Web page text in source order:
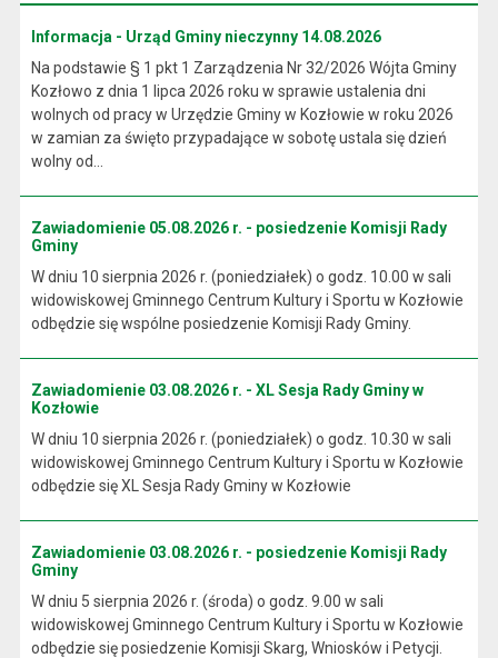
Informacja - Urząd Gminy nieczynny 14.08.2026
Na podstawie § 1 pkt 1 Zarządzenia Nr 32/2026 Wójta Gminy
Kozłowo z dnia 1 lipca 2026 roku w sprawie ustalenia dni
wolnych od pracy w Urzędzie Gminy w Kozłowie w roku 2026
w zamian za święto przypadające w sobotę ustala się dzień
wolny od...
Zawiadomienie 05.08.2026 r. - posiedzenie Komisji Rady
Gminy
W dniu 10 sierpnia 2026 r. (poniedziałek) o godz. 10.00 w sali
widowiskowej Gminnego Centrum Kultury i Sportu w Kozłowie
odbędzie się wspólne posiedzenie Komisji Rady Gminy.
Zawiadomienie 03.08.2026 r. - XL Sesja Rady Gminy w
Kozłowie
W dniu 10 sierpnia 2026 r. (poniedziałek) o godz. 10.30 w sali
widowiskowej Gminnego Centrum Kultury i Sportu w Kozłowie
odbędzie się XL Sesja Rady Gminy w Kozłowie
Zawiadomienie 03.08.2026 r. - posiedzenie Komisji Rady
Gminy
W dniu 5 sierpnia 2026 r. (środa) o godz. 9.00 w sali
widowiskowej Gminnego Centrum Kultury i Sportu w Kozłowie
odbędzie się posiedzenie Komisji Skarg, Wniosków i Petycji.